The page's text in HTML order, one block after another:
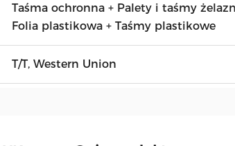
Taśma ochronna + Palety i taśmy
Folia plastikowa + Taśmy plastikowe
T/T, Western Union